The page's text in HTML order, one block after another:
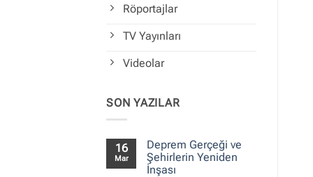
Röportajlar
TV Yayınları
Videolar
SON YAZILAR
16
Mar
Deprem Gerçeği ve
Şehirlerin Yeniden
İnşası